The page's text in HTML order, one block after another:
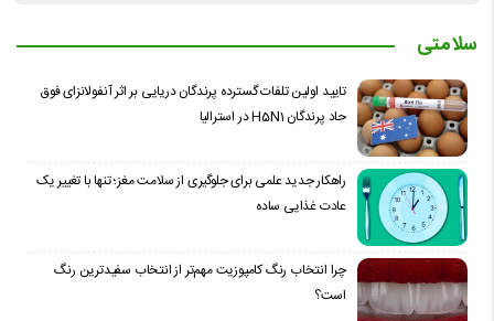
سلامتی
تایید اولین تلفات گسترده پرندگان دریایی بر اثر آنفولانزای فوق
حاد پرندگان H5N1 در استرالیا
راهکار جدید علمی برای جلوگیری از سلامت مغز؛ تنها با تغییر یک
عادت غذایی ساده
چرا انتخاب رنگ کامپوزیت مهم‌تر از انتخاب سفیدترین رنگ
است؟